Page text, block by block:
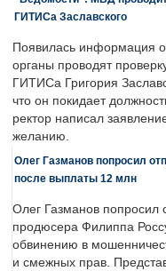
ГИТИСа Заславского
Появилась информация
органы проводят
ГИТИСа Григория
что он покидает
ректор написал
желанию.
Олег Газманов попросил
после выплаты 12 млн
Олег Газманов попросил
продюсера Филиппа
обвинению в
и смежных прав.